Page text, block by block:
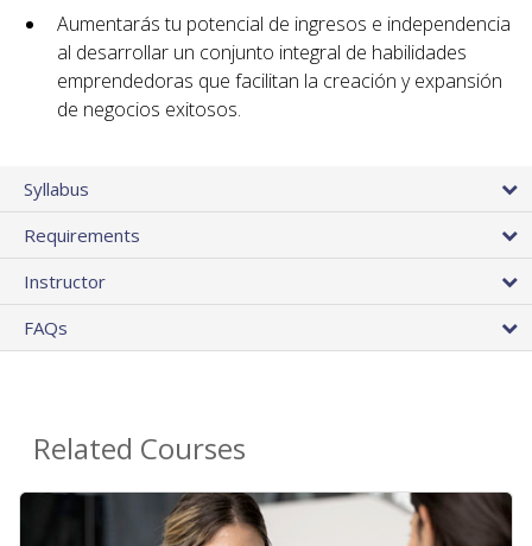
Aumentarás tu potencial de ingresos e independencia
al desarrollar un conjunto integral de habilidades
emprendedoras que facilitan la creación y expansión
de negocios exitosos.
Syllabus
Requirements
Instructor
FAQs
Related Courses